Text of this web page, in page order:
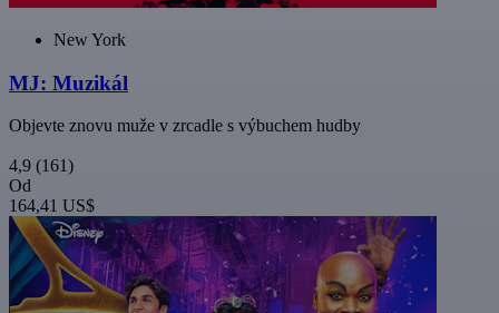
New York
MJ: Muzikál
Objevte znovu muže v zrcadle s výbuchem hudby
4,9 (161)
Od
164,41 US$